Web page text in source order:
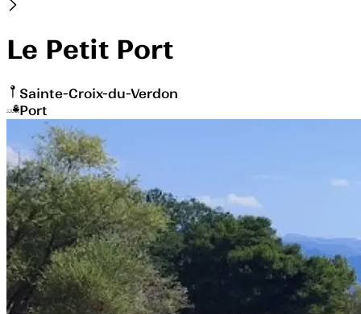
Le Petit Port
Sainte-Croix-du-Verdon
Port